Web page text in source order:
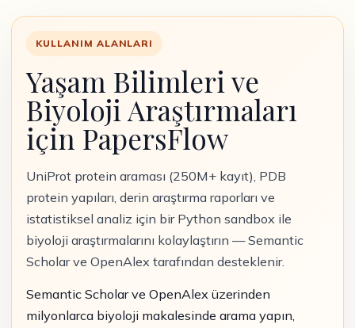
KULLANIM ALANLARI
Yaşam Bilimleri ve
Biyoloji Araştırmaları
için PapersFlow
UniProt protein araması (250M+ kayıt), PDB
protein yapıları, derin araştırma raporları ve
istatistiksel analiz için bir Python sandbox ile
biyoloji araştırmalarını kolaylaştırın — Semantic
Scholar ve OpenAlex tarafından desteklenir.
Semantic Scholar ve OpenAlex üzerinden
milyonlarca biyoloji makalesinde arama yapın,